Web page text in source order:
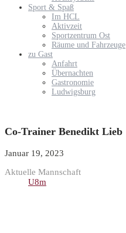
Sport & Spaß
Im HCL
Aktivzeit
Sportzentrum Ost
Räume und Fahrzeuge
zu Gast
Anfahrt
Übernachten
Gastronomie
Ludwigsburg
Co-Trainer Benedikt Lieb
Januar 19, 2023
Aktuelle Mannschaft
U8m